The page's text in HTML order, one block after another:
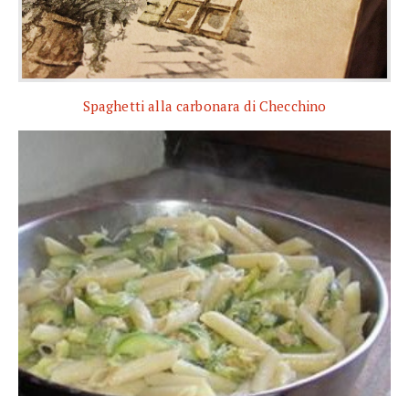
Spaghetti alla carbonara di Checchino